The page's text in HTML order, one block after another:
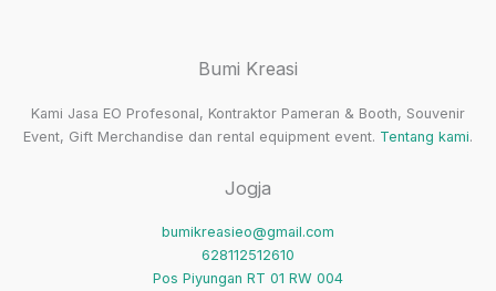
Bumi Kreasi
Kami Jasa EO Profesonal, Kontraktor Pameran & Booth, Souvenir
Event, Gift Merchandise dan rental equipment event. Tentang kami.
Jogja
bumikreasieo@gmail.com
628112512610
Pos Piyungan RT 01 RW 004